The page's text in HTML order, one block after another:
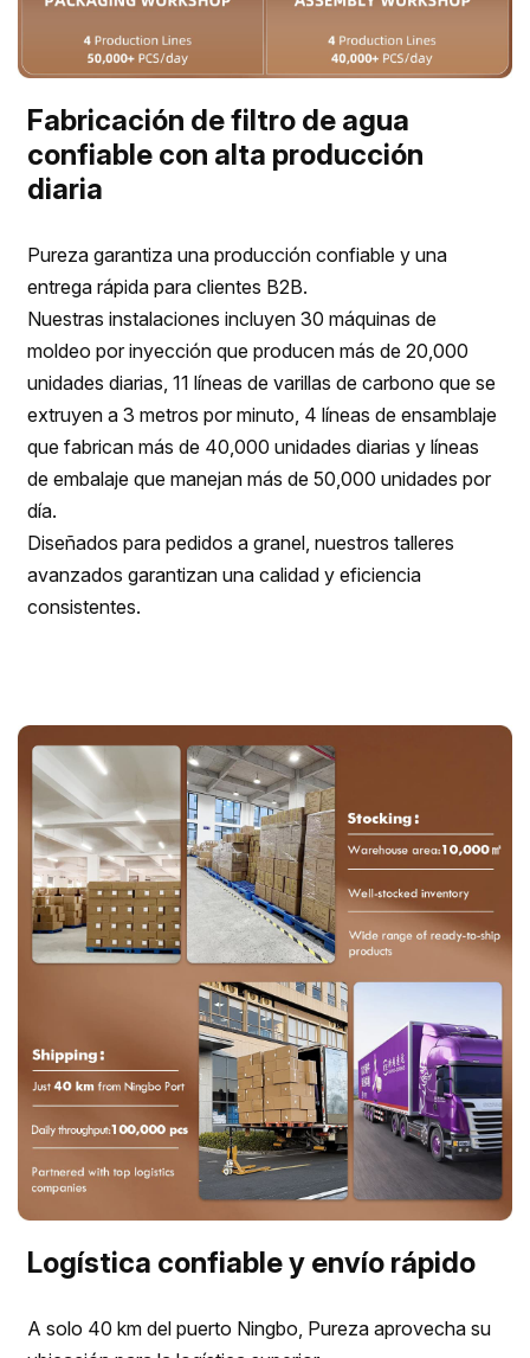
Fabricación de filtro de agua
confiable con alta producción
diaria
Pureza garantiza una producción confiable y una
entrega rápida para clientes B2B.
Nuestras instalaciones incluyen 30 máquinas de
moldeo por inyección que producen más de 20,000
unidades diarias, 11 líneas de varillas de carbono que se
extruyen a 3 metros por minuto, 4 líneas de ensamblaje
que fabrican más de 40,000 unidades diarias y líneas
de embalaje que manejan más de 50,000 unidades por
día.
Diseñados para pedidos a granel, nuestros talleres
avanzados garantizan una calidad y eficiencia
consistentes.
Logística confiable y envío rápido
A solo 40 km del puerto Ningbo, Pureza aprovecha su